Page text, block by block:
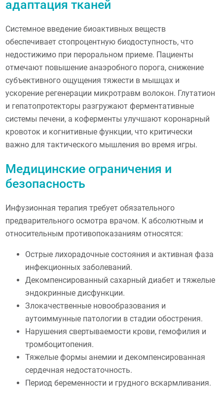
адаптация тканей
Системное введение биоактивных веществ
обеспечивает стопроцентную биодоступность, что
недостижимо при пероральном приеме. Пациенты
отмечают повышение анаэробного порога, снижение
субъективного ощущения тяжести в мышцах и
ускорение регенерации микротравм волокон. Глутатион
и гепатопротекторы разгружают ферментативные
системы печени, а коферменты улучшают коронарный
кровоток и когнитивные функции, что критически
важно для тактического мышления во время игры.
Медицинские ограничения и
безопасность
Инфузионная терапия требует обязательного
предварительного осмотра врачом. К абсолютным и
относительным противопоказаниям относятся:
Острые лихорадочные состояния и активная фаза
инфекционных заболеваний.
Декомпенсированный сахарный диабет и тяжелые
эндокринные дисфункции.
Злокачественные новообразования и
аутоиммунные патологии в стадии обострения.
Нарушения свертываемости крови, гемофилия и
тромбоцитопения.
Тяжелые формы анемии и декомпенсированная
сердечная недостаточность.
Период беременности и грудного вскармливания.